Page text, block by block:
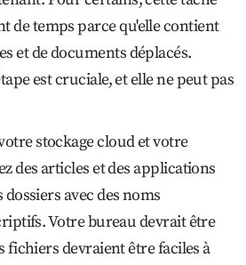
de temps parce qu'elle contient
et de documents déplacés.
est cruciale, et elle ne peut pas
stockage cloud et votre
des articles et des applications
avec des noms
Votre bureau devrait être
fichiers devraient être faciles à